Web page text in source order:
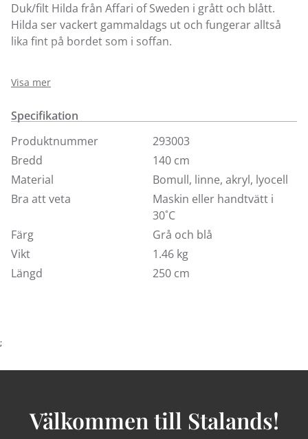
Duk/filt Hilda från Affari of Sweden i grått och blått.
Hilda ser vackert gammaldags ut och fungerar alltså
lika fint på bordet som i soffan.
Välkommen in!
Visa mer
Specifikation
Produktnummer
293003
Bredd
140 cm
Material
Bomull, linne, akryl, lyocell
Bra att veta
Maskin eller handtvätt i
30˚C
Färg
Grå och blå
Vikt
1.46 kg
Längd
250 cm
;
Välkommen till Stalands!